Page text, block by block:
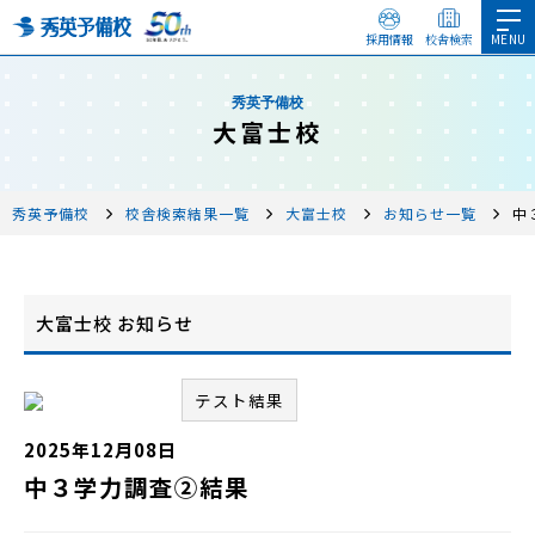
採用情報 校舎検索
秀英予備校
大富士校
秀英予備校 校舎検索結果一覧 大富士校 お知らせ一覧 中
大富士校 お知らせ
テスト結果
2025年12月08日
中３学力調査②結果